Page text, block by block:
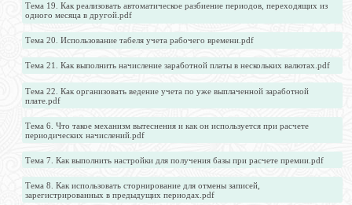
Тема 19. Как реализовать автоматическое разбиение периодов, переходящих из
одного месяца в другой.pdf
Тема 20. Использование табеля учета рабочего времени.pdf
Тема 21. Как выполнить начисление заработной платы в нескольких валютах.pdf
Тема 22. Как организовать ведение учета по уже выплаченной заработной
плате.pdf
Тема 6. Что такое механизм вытеснения и как он используется при расчете
периодических начислений.pdf
Тема 7. Как выполнить настройки для получения базы при расчете премии.pdf
Тема 8. Как использовать сторнирование для отмены записей,
зарегистрированных в предыдущих периодах.pdf